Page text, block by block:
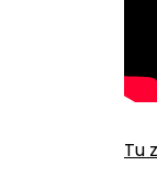
Tu